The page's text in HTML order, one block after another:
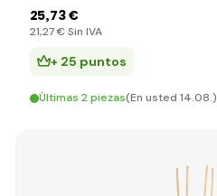
25,73 €
21,27 € Sin IVA
+ 25 puntos
Últimas 2 piezas(En usted 14.08.)